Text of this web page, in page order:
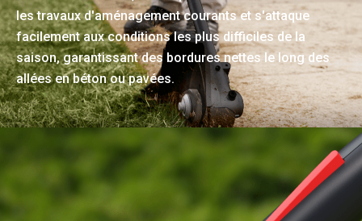
les travaux d'aménagement courants et s'attaque
facilement aux conditions les plus difficiles de la
saison, garantissant des bordures nettes le long des
allées en béton ou pavées.